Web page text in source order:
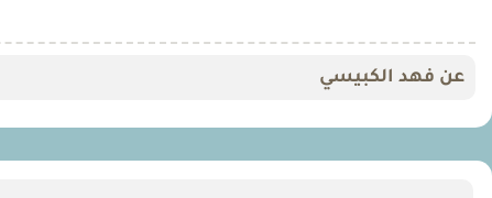
عن فهد الكبيسي